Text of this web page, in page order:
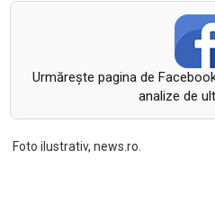
Urmăreşte pagina de
analize de
Foto ilustrativ, news.ro.